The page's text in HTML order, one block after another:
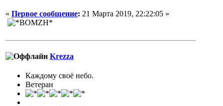
« Первое сообщение: 21 Марта 2019, 22:22:05 »
Krezza
Каждому своё небо.
Ветеран